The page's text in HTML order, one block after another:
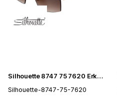
Silhouette 8747 75 7620 Erkek Güneş Gözlüğü
Silhouette-8747-75-7620